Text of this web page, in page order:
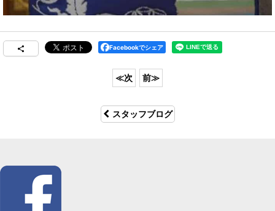
Facebookでシェア
スタッフブログ